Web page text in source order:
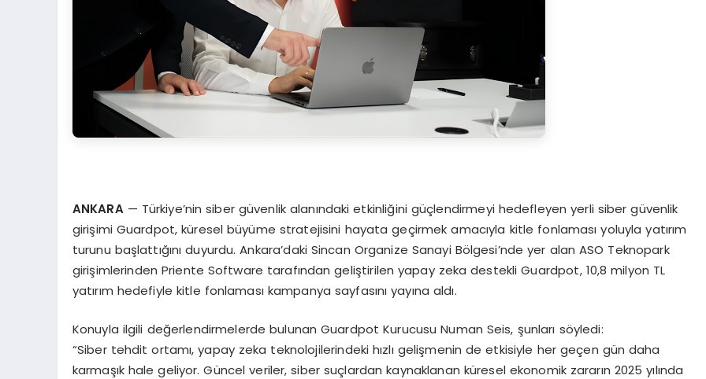
ANKARA — Türkiye’nin siber güvenlik alanındaki etkinliğini güçlendirmeyi hedefleyen yerli siber güvenlik
girişimi Guardpot, küresel büyüme stratejisini hayata geçirmek amacıyla kitle fonlaması yoluyla yatırım
turunu başlattığını duyurdu. Ankara’daki Sincan Organize Sanayi Bölgesi’nde yer alan ASO Teknopark
girişimlerinden Priente Software tarafından geliştirilen yapay zeka destekli Guardpot, 10,8 milyon TL
yatırım hedefiyle kitle fonlaması kampanya sayfasını yayına aldı.
Konuyla ilgili değerlendirmelerde bulunan Guardpot Kurucusu Numan Seis, şunları söyledi:
“Siber tehdit ortamı, yapay zeka teknolojilerindeki hızlı gelişmenin de etkisiyle her geçen gün daha
karmaşık hale geliyor. Güncel veriler, siber suçlardan kaynaklanan küresel ekonomik zararın 2025 yılında